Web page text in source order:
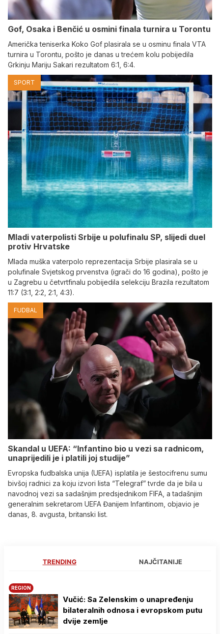
Gof, Osaka i Benčić u osmini finala turnira u Torontu
Američka teniserka Koko Gof plasirala se u osminu finala VTA
turnira u Torontu, pošto je danas u trećem kolu pobijedila
Grkinju Mariju Sakari rezultatom 6:1, 6:4.
SPORT
Mladi vaterpolisti Srbije u polufinalu SP, slijedi duel
protiv Hrvatske
Mlada muška vaterpolo reprezentacija Srbije plasirala se u
polufinale Svjetskog prvenstva (igrači do 16 godina), pošto je
u Zagrebu u četvrtfinalu pobijedila selekciju Brazila rezultatom
11:7 (3:1, 2:2, 2:1, 4:3).
FUDBAL
Skandal u UEFA: “Infantino bio u vezi sa radnicom,
unaprijedili je i platili joj studije”
Evropska fudbalska unija (UEFA) isplatila je šestocifrenu sumu
bivšoj radnici za koju izvori lista “Telegraf” tvrde da je bila u
navodnoj vezi sa sadašnjim predsjednikom FIFA, a tadašnjim
generalnim sekretarom UEFA Đanijem Infantinom, objavio je
danas, 8. avgusta, britanski list.
TRENDING NAJČITANIJE
REGION
Vučić: Sa Zelenskim o unapređenju
bilateralnih odnosa i evropskom putu
dvije zemlje